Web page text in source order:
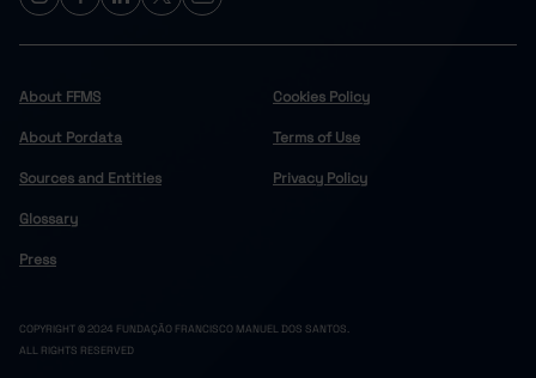
About FFMS
About Pordata
Sources and Entities
Glossary
Press
Cookies Policy
Terms of Use
Privacy Policy
COPYRIGHT © 2024 FUNDAÇÃO FRANCISCO MANUEL DOS SANTOS.
ALL RIGHTS RESERVED